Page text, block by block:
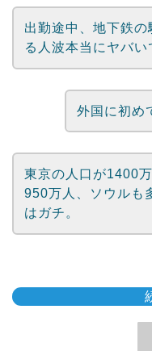
出勤途中、地下鉄の
る人波本当にヤバい
外国に初め
東京の人口が1400
950万人、ソウルも
はガチ。